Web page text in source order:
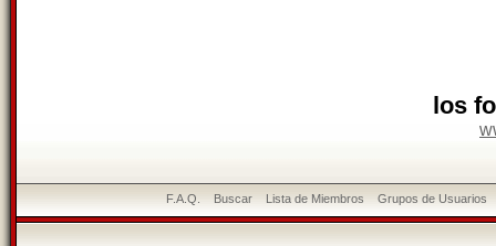
los
F.A.Q. Buscar Lista de Miembros Grupos de Usuarios